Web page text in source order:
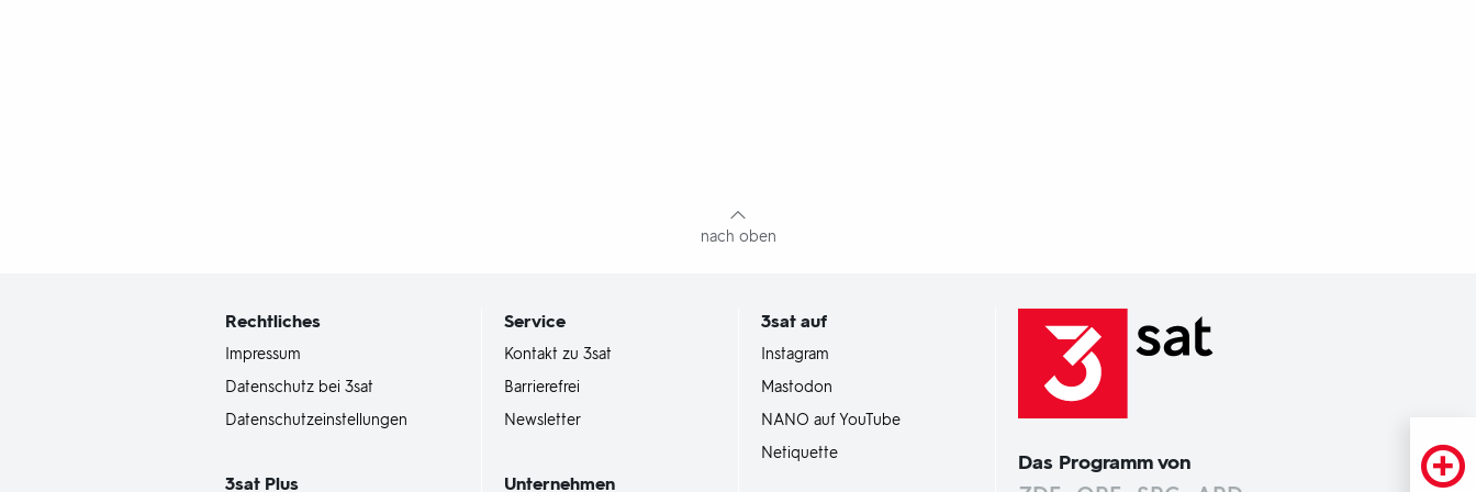
nach oben
Rechtliches
Impressum
Datenschutz bei 3sat
Datenschutzeinstellungen
3satPlus
Service
Kontakt zu 3sat
Barrierefrei
Newsletter
Unternehmen
3sat auf
Instagram
Mastodon
NANO auf YouTube
Netiquette
Das Programm von